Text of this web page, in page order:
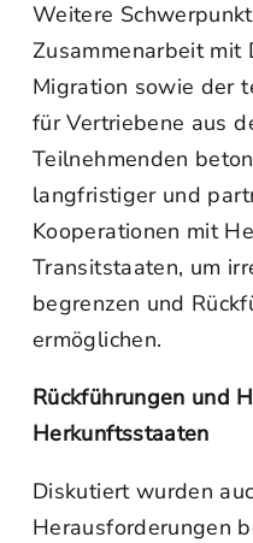
Weitere
Zusammenarbeit mit
Migration sowie der
für Vertriebene aus
Teilnehmenden
langfristiger und
Kooperationen mit
Transitstaaten, um
begrenzen und
ermöglichen.
Rückführungen und
Herkunftsstaaten
Diskutiert wurden
Herausforderungen